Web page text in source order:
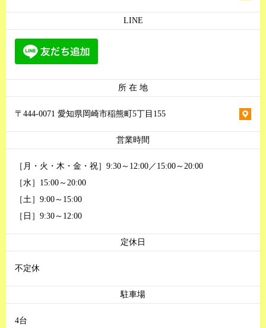
LINE
所 在 地
〒444-0071 愛知県岡崎市稲熊町5丁目155
営業時間
［月・火・木・金・祝］9:30～12:00／15:00～20:00
［水］15:00～20:00
［土］9:00～15:00
［日］9:30～12:00
定休日
不定休
駐車場
4台